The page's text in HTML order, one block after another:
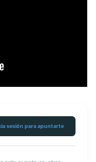
sesión para apuntarte